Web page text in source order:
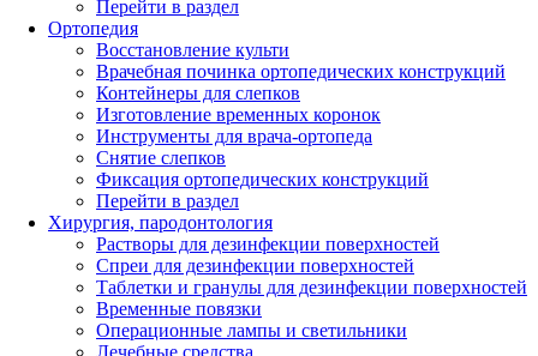
Перейти в раздел
Ортопедия
Восстановление культи
Врачебная починка ортопедических конструкций
Контейнеры для слепков
Изготовление временных коронок
Инструменты для врача-ортопеда
Снятие слепков
Фиксация ортопедических конструкций
Перейти в раздел
Хирургия, пародонтология
Растворы для дезинфекции поверхностей
Спреи для дезинфекции поверхностей
Таблетки и гранулы для дезинфекции поверхностей
Временные повязки
Операционные лампы и светильники
Лечебные средства